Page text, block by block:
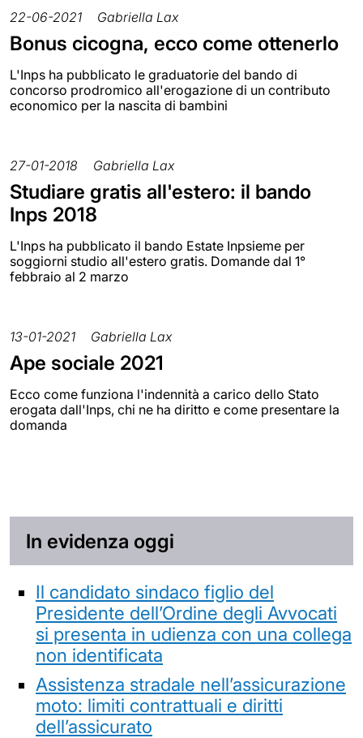
22-06-2021 Gabriella Lax
Bonus cicogna, ecco come ottenerlo
L'Inps ha pubblicato le graduatorie del bando di
concorso prodromico all'erogazione di un contributo
economico per la nascita di bambini
27-01-2018 Gabriella Lax
Studiare gratis all'estero: il bando
Inps 2018
L'Inps ha pubblicato il bando Estate Inpsieme per
soggiorni studio all'estero gratis. Domande dal 1°
febbraio al 2 marzo
13-01-2021 Gabriella Lax
Ape sociale 2021
Ecco come funziona l'indennità a carico dello Stato
erogata dall'Inps, chi ne ha diritto e come presentare la
domanda
In evidenza oggi
Il candidato sindaco figlio del
Presidente dell’Ordine degli Avvocati
si presenta in udienza con una collega
non identificata
Assistenza stradale nell’assicurazione
moto: limiti contrattuali e diritti
dell’assicurato